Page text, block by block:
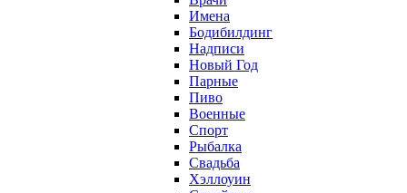
Имена
Бодибилдинг
Надписи
Новый Год
Парные
Пиво
Военные
Спорт
Рыбалка
Свадьба
Хэллоуин